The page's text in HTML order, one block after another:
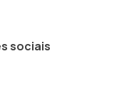
sociais
ao